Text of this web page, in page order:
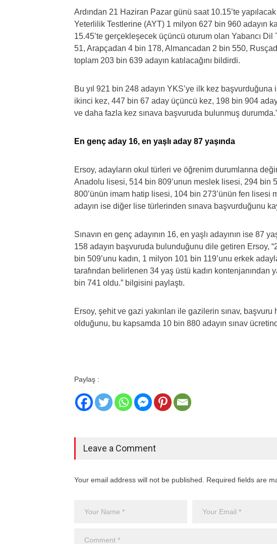
Ardından 21 Haziran Pazar günü saat 10.15’te
Yeterlilik Testlerine (AYT) 1 milyon 627 bin 960 adayın
15.45’te gerçekleşecek üçüncü oturum olan Yabancı
51, Arapçadan 4 bin 178, Almancadan 2 bin 550,
toplam 203 bin 639 adayın katılacağını bildirdi.
Bu yıl 921 bin 248 adayın YKS’ye ilk kez
ikinci kez, 447 bin 67 aday üçüncü kez, 198 bin 904
ve daha fazla kez sınava başvuruda bulunmuş
En genç aday 16, en yaşlı aday 87 yaşında
Ersoy, adayların okul türleri ve öğrenim durumlarına
Anadolu lisesi, 514 bin 809’unun meslek lisesi, 294 bin
800’ünün imam hatip lisesi, 104 bin 273’ünün fen lisesi
adayın ise diğer lise türlerinden sınava başvurduğunu
Sınavın en genç adayının 16, en yaşlı adayının ise 87
158 adayın başvuruda bulunduğunu dile getiren Ersoy,
bin 509’unu kadın, 1 milyon 101 bin 119’unu erkek
tarafından belirlenen 34 yaş üstü kadın kontenjanından
bin 741 oldu.” bilgisini paylaştı.
Ersoy, şehit ve gazi yakınları ile gazilerin sınav,
olduğunu, bu kapsamda 10 bin 880 adayın sınav
Paylaş :
Leave a Comment
Your email address will not be published. Required fields are